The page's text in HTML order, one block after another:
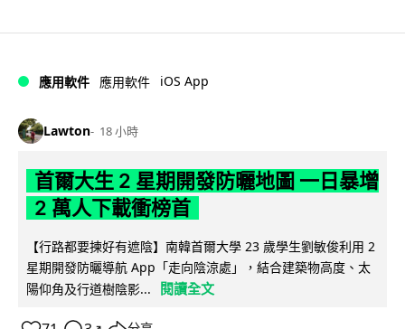
應用軟件 應用軟件 iOS App
Lawton 18 小時
首爾大生 2 星期開發防曬地圖 一日暴增
2 萬人下載衝榜首
【行路都要揀好有遮陰】南韓首爾大學 23 歲學生劉敏俊利用 2
星期開發防曬導航 App「走向陰涼處」，結合建築物高度、太
陽仰角及行道樹陰影...
閱讀全文